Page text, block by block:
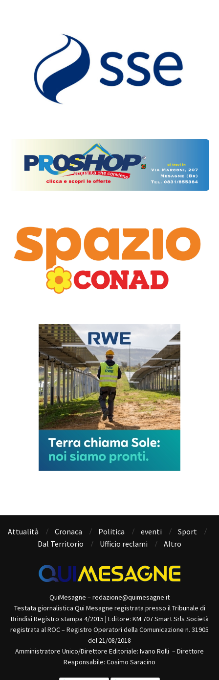
Attualità Cronaca Politica eventi
Sport
Dal Territorio
Ufficio reclami Altro
QuiMesagne – redazione@quimesagne.it
Testata giornalistica Qui Mesagne registrata presso il Tribunale di
Brindisi Registro stampa 4/2015 | Editore: KM 707 Smart Srls Società
registrata al ROC – Registro Operatori della Comunicazione n. 31905
del 21/08/2018
Amministratore Unico/Direttore Editoriale: Ivano Rolli – Direttore
Responsabile: Cosimo Saracino